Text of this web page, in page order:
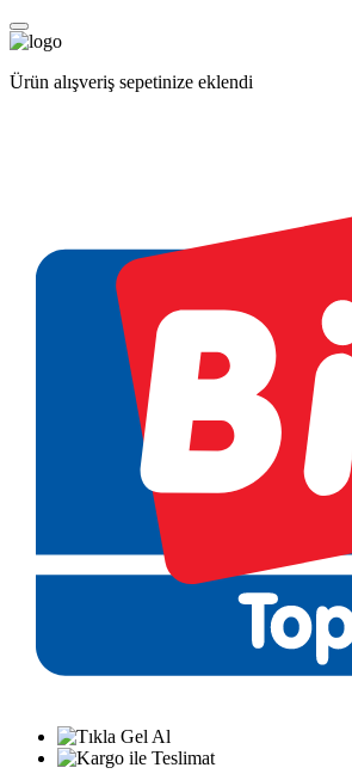
Ürün alışveriş sepetinize eklendi